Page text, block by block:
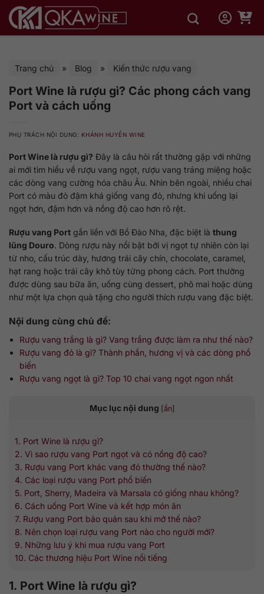
qua
Trang chủ » Blog » Kiến thức rượu vang
Port Wine là rượu gì? Các phong cách vang
Port và cách uống
PHỤ TRÁCH NỘI DUNG: KHÁNH HUYỀN WINE
Port Wine là rượu gì? Đây là câu hỏi rất thường gặp với những
ai mới tìm hiểu về rượu vang ngọt, rượu vang tráng miệng hoặc
các dòng vang cường hóa châu Âu. Nhìn bên ngoài, nhiều chai
Port có màu đỏ đậm khá giống vang đỏ, nhưng khi uống lại
ngọt hơn, đậm hơn và nồng độ cao hơn rõ rệt.
Rượu vang Port gắn liền với Bồ Đào Nha, đặc biệt là thung
lũng Douro. Dòng rượu này nổi bật bởi vị ngọt tự nhiên còn lại
từ nho, cấu trúc dày, hương trái cây chín, chocolate, caramel,
hạt rang hoặc trái cây khô tùy từng phong cách. Port thường
được dùng sau bữa ăn, uống cùng dessert, phô mai hoặc dùng
như một lựa chọn quà tặng cho người thích rượu vang đặc biệt.
Nội dung cùng chủ đề:
Rượu vang trắng là gì? Vang trắng được làm ra như thế nào?
Rượu vang đỏ là gì? Thành phần, hương vị và các dòng phổ
biến
Rượu vang ngọt là gì? Top 10 chai vang ngọt ngon nhất
Mục lục nội dung [ẩn]
1. Port Wine là rượu gì?
2. Vì sao rượu vang Port ngọt và có nồng độ cao?
3. Rượu vang Port khác vang đỏ thường thế nào?
4. Các loại rượu vang Port phổ biến
5. Port, Sherry, Madeira và Marsala có giống nhau không?
6. Cách uống Port Wine và kết hợp món ăn
7. Rượu vang Port bảo quản sau khi mở thế nào?
8. Nên chọn loại rượu vang Port nào cho người mới?
9. Những lưu ý khi mua rượu vang Port
10. Các thương hiệu Port Wine nổi tiếng
1. Port Wine là rượu gì?